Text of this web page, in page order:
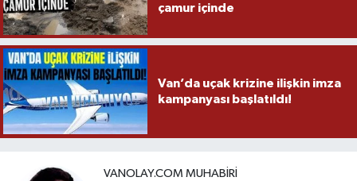
çamur içinde
Van’da uçak krizine ilişkin imza
kampanyası başlatıldı!
VANOLAY.COM MUHABIRI